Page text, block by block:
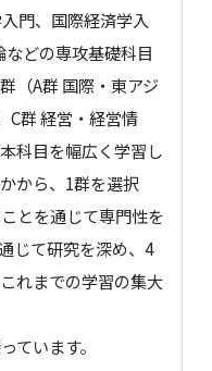
門、国際経済学入
どの専攻基礎科目
（A群 国際・東アジ
C群 経営・経営情
科目を幅広く学習し
から、1群を選択
とを通じて専門性を
じて研究を深め、4
れまでの学習の集大
ています。